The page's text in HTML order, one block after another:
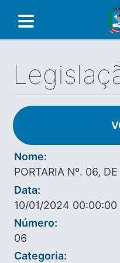
Nome:
PORTARIA Nº. 06,
Data:
10/01/2024 00:00:00
Número:
06
Categoria: